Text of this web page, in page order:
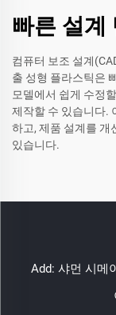
빠른 설계
컴퓨터 보조 설계
출 성형 플라스틱은
모델에서 쉽게 수정
제작할 수 있습니다.
하고, 제품 설계를 개
있습니다.
Add: 샤먼 시메